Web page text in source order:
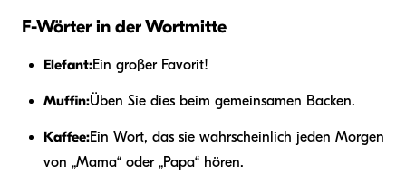
F-Wörter in der Wortmitte
Elefant:Ein großer Favorit!
Muffin:Üben Sie dies beim gemeinsamen Backen.
Kaffee:Ein Wort, das sie wahrscheinlich jeden Morgen
von „Mama“ oder „Papa“ hören.